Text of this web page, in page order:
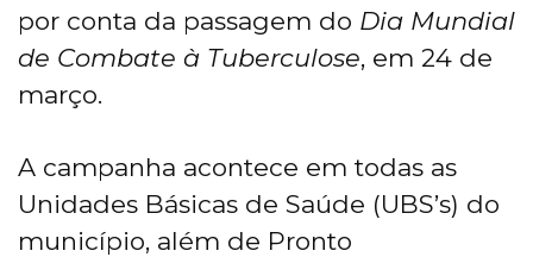
por conta da passagem do Dia Mundial
de Combate à Tuberculose, em 24 de
março.
A campanha acontece em todas as
Unidades Básicas de Saúde (UBS’s) do
município, além de Pronto